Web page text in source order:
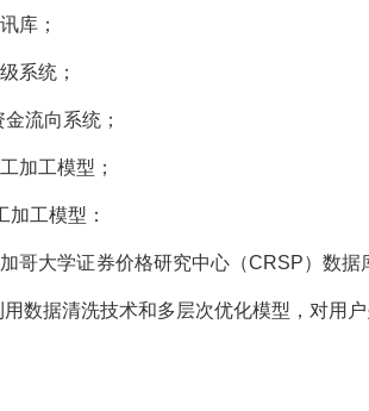
库；
统；
流向系统；
工模型；
工模型：
大学证券价格研究中心（CRSP）数据
数据清洗技术和多层次优化模型，对用